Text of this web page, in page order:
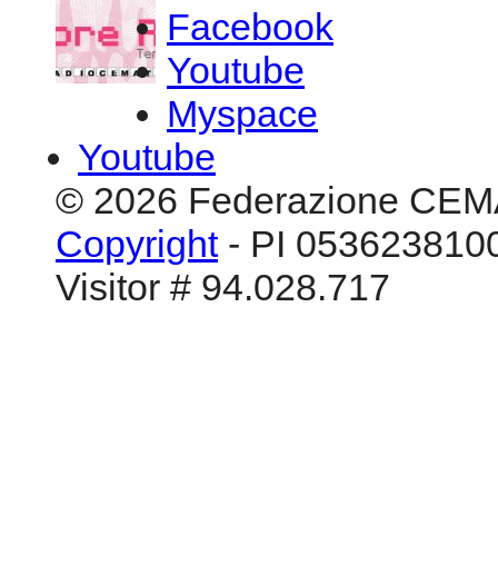
Facebook
Youtube
Myspace
Youtube
© 2026 Federazione
Copyright- PI
Visitor # 94.028.717